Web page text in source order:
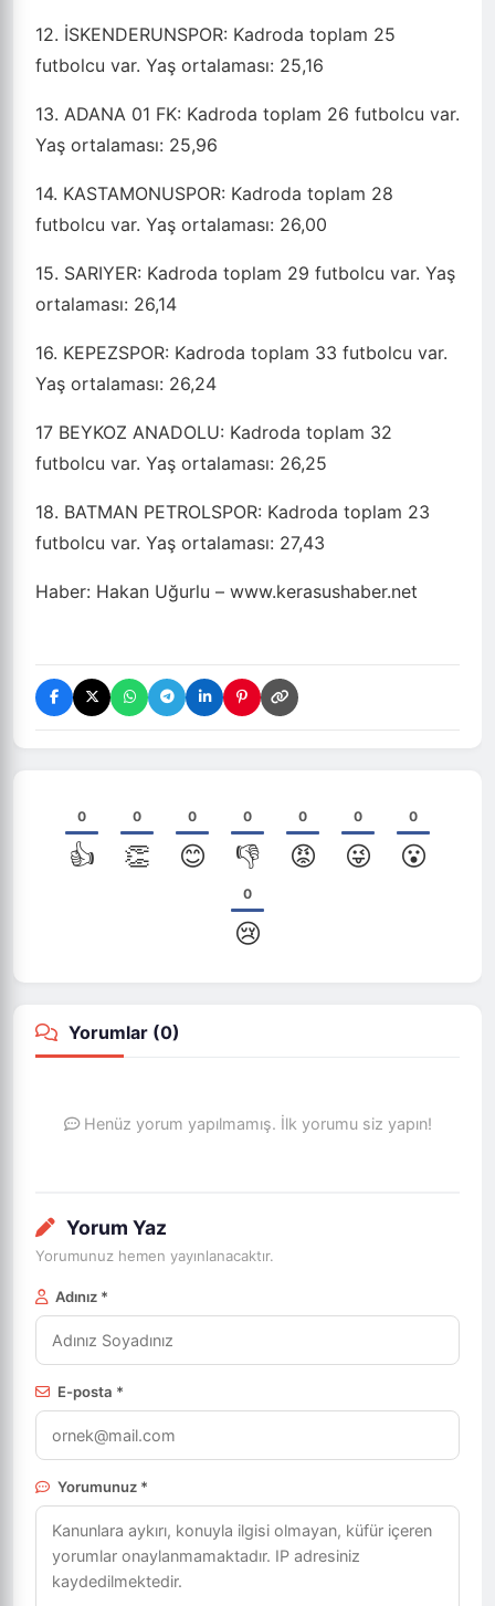
12. İSKENDERUNSPOR: Kadroda toplam 25
futbolcu var. Yaş ortalaması: 25,16
13. ADANA 01 FK: Kadroda toplam 26 futbolcu var.
Yaş ortalaması: 25,96
14. KASTAMONUSPOR: Kadroda toplam 28
futbolcu var. Yaş ortalaması: 26,00
15. SARIYER: Kadroda toplam 29 futbolcu var. Yaş
ortalaması: 26,14
16. KEPEZSPOR: Kadroda toplam 33 futbolcu var.
Yaş ortalaması: 26,24
17 BEYKOZ ANADOLU: Kadroda toplam 32
futbolcu var. Yaş ortalaması: 26,25
18. BATMAN PETROLSPOR: Kadroda toplam 23
futbolcu var. Yaş ortalaması: 27,43
Haber: Hakan Uğurlu – www.kerasushaber.net
0
👍
0
👏
0
😊
0
👎
0
😡
0
😜
0
😮
0
😢
Yorumlar (0)
Henüz yorum yapılmamış. İlk yorumu siz yapın!
Yorum Yaz
Yorumunuz hemen yayınlanacaktır.
Adınız *
E-posta *
Yorumunuz *